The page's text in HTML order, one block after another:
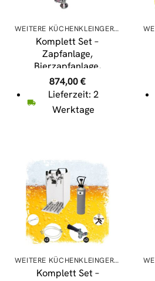
WEITERE KÜCHENKLEINGERÄTE
Komplett Set –
Zapfanlage,
Bierzapfanlage,
Bierzapfen PYGMY 20/K
mit Membranpumpe, 1-
leitig Trockenkühlgerät
aus Edelstahl, 25
874,00€
Lieferzeit: 2
Werktage
WEITERE KÜCHENKLEINGERÄTE
Komplett Set –